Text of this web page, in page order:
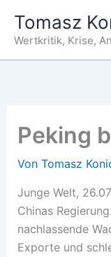
Inhalt
springen
Tomasz
Wertkritik, Krise,
Peking
Von Tomasz
Junge Welt,
Chinas
nachlassende
Exporte und